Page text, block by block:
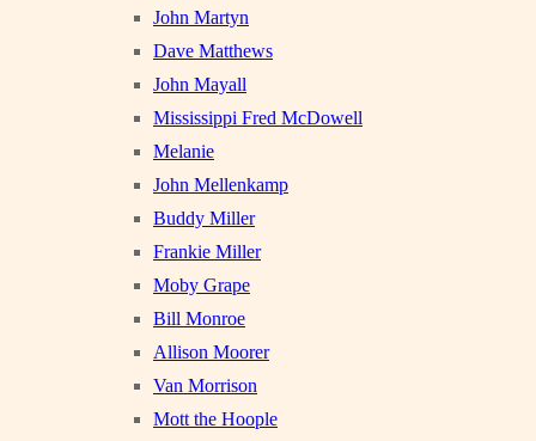
John Martyn
Dave Matthews
John Mayall
Mississippi Fred McDowell
Melanie
John Mellenkamp
Buddy Miller
Frankie Miller
Moby Grape
Bill Monroe
Allison Moorer
Van Morrison
Mott the Hoople